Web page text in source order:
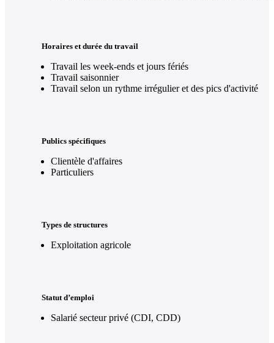
Horaires et durée du travail
Travail les week-ends et jours fériés
Travail saisonnier
Travail selon un rythme irrégulier et des pics d'activité
Publics spécifiques
Clientèle d'affaires
Particuliers
Types de structures
Exploitation agricole
Statut d’emploi
Salarié secteur privé (CDI, CDD)